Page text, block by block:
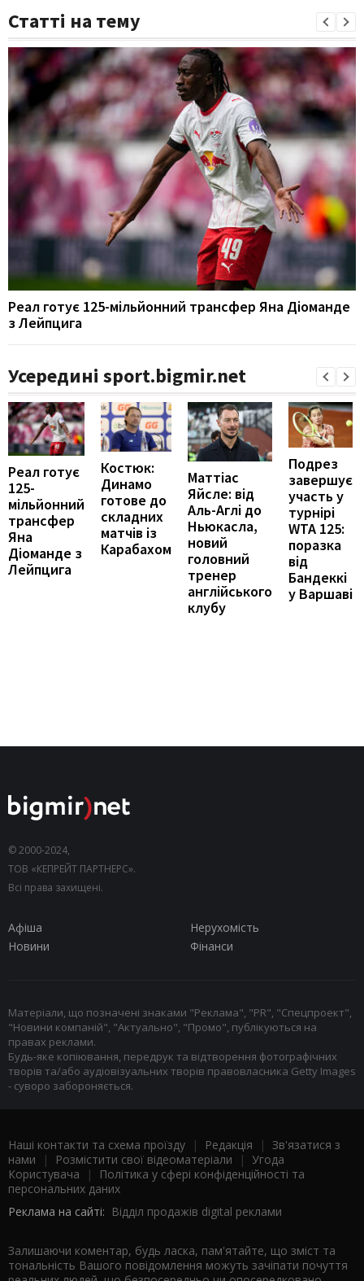
Статті на тему
Реал готує 125-мільйонний трансфер Яна Діоманде
з Лейпцига
Усередині sport.bigmir.net
Реал готує
125-
мільйонний
трансфер
Яна
Діоманде з
Лейпцига
Костюк:
Динамо
готове до
складних
матчів із
Карабахом
Маттіас
Яйсле: від
Аль-Аглі до
Ньюкасла,
новий
головний
тренер
англійського
клубу
Подрез
завершує
участь у
турнірі
WTA 125:
поразка
від
Бандеккі
у Варшаві
© 2000-2024,
ТОВ «КЕПРЕЙТ ПАРТНЕРС».
Всі права захищені.
Афіша
Нерухомість
Новини
Фінанси
Матеріали, що позначені знаками "Реклама", "PR", "Спецпроект",
"Новини компаній", "Актуально", "Промо", публікуються на
правах реклами.
Будь-яке копіювання, передрук та відтворення фотографічних
творів та/або аудіовізуальних творів правовласника Getty Images
- суворо забороняється.
Наші контакти та схема проїзду | Редакція | Зв'язатися з
нами | Розмістити свої відеоматеріали | Угода
Користувача |
Політика у сфері конфіденційності та
персональних даних
Реклама на сайті: Відділ продажів digital реклами
Залишаючи коментар, будь ласка, пам'ятайте, що зміст та
тональність Вашого повідомлення можуть зачіпати почуття